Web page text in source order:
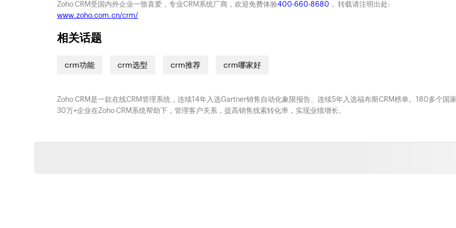
Zoho CRM受国内外企业一致喜爱，专业CRM系统厂商，欢迎免费体验400-660-8680 ， 转载请注明出处:
www.zoho.com.cn/crm/
相关话题
crm功能 crm选型 crm推荐 crm哪家好
Zoho CRM是一款在线CRM管理系统，连续14年入选Gartner销售自动化象限报告、连续5年入选福布斯CRM榜单。180多个国
30万+企业在Zoho CRM系统帮助下，管理客户关系，提高销售线索转化率，实现业绩增长。